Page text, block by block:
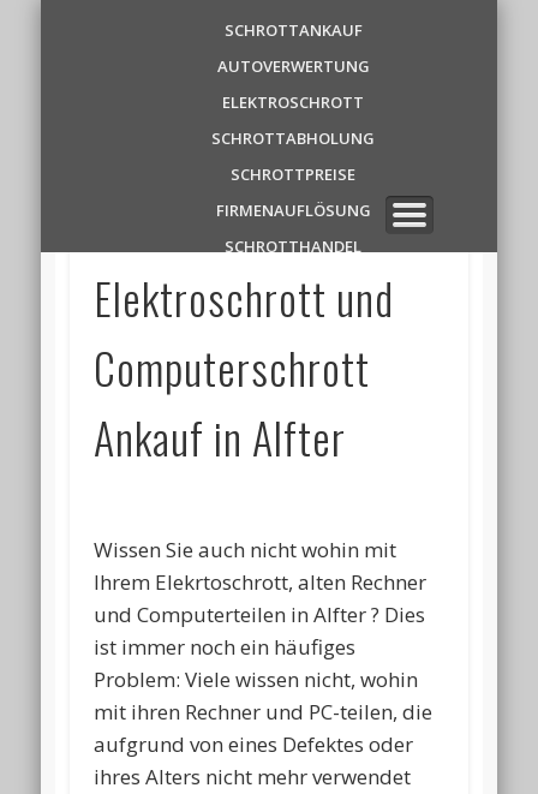
Schrottankauf
Zentrale
✆ 0 1 5 2 1 7 8 6 3 9 1 1
SCHROTTANKAUF
AUTOVERWERTUNG
ELEKTROSCHROTT
SCHROTTABHOLUNG
SCHROTTPREISE
FIRMENAUFLÖSUNG
SCHROTTHANDEL
Elektroschrott und
Computerschrott
Ankauf in Alfter
Wissen Sie auch nicht wohin mit
Ihrem Elekrtoschrott, alten Rechner
und Computerteilen in Alfter ? Dies
ist immer noch ein häufiges
Problem: Viele wissen nicht, wohin
mit ihren Rechner und PC-teilen, die
aufgrund von eines Defektes oder
ihres Alters nicht mehr verwendet